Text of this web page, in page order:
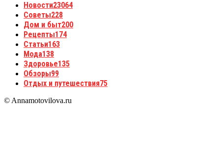
Новости23064
Советы228
Дом и быт200
Рецепты174
Статьи163
Мода138
Здоровье135
Обзоры99
Отдых и путешествия75
© Annamotovilova.ru